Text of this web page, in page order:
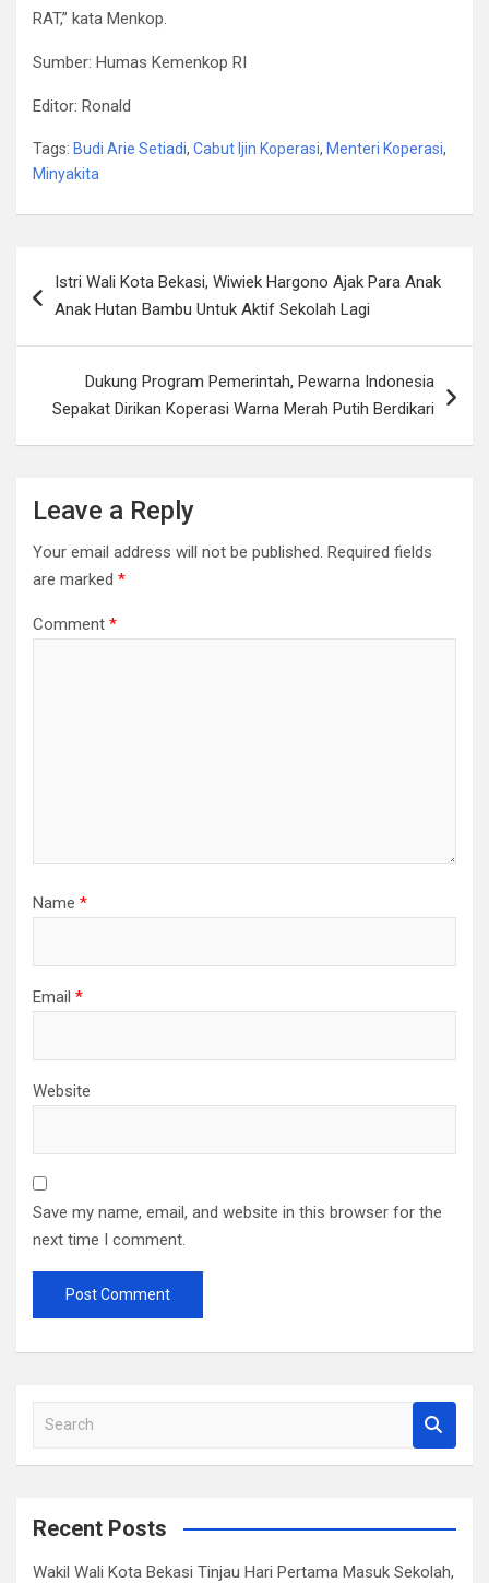
RAT,” kata Menkop.
Sumber: Humas Kemenkop RI
Editor: Ronald
Tags: Budi Arie Setiadi, Cabut Ijin Koperasi, Menteri Koperasi,
Minyakita
navigation
Istri Wali Kota Bekasi, Wiwiek Hargono Ajak Para Anak
Anak Hutan Bambu Untuk Aktif Sekolah Lagi
Dukung Program Pemerintah, Pewarna Indonesia
Sepakat Dirikan Koperasi Warna Merah Putih Berdikari
Leave a Reply
Your email address will not be published. Required fields
are marked *
Comment *
Name *
Email *
Website
Save my name, email, and website in this browser for the
next time I comment.
a
c
Recent Posts
Wakil Wali Kota Bekasi Tinjau Hari Pertama Masuk Sekolah,